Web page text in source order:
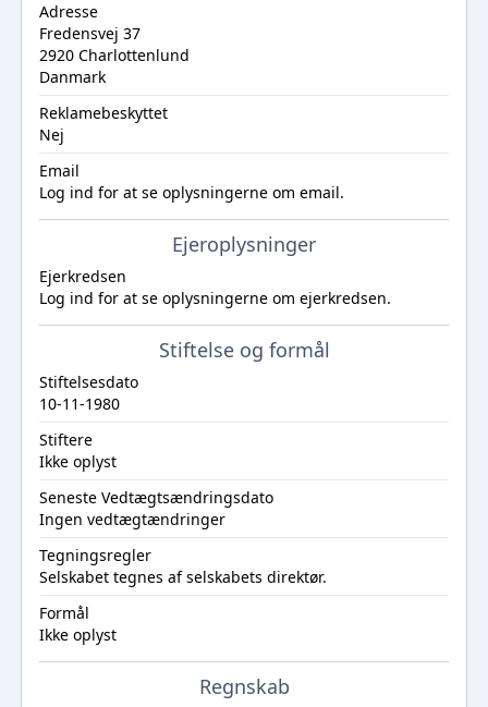
Adresse
Fredensvej 37
2920 Charlottenlund
Danmark
Reklamebeskyttet
Nej
Email
Log ind for at se oplysningerne om email.
Ejeroplysninger
Ejerkredsen
Log ind for at se oplysningerne om ejerkredsen.
Stiftelse og formål
Stiftelsesdato
10-11-1980
Stiftere
Ikke oplyst
Seneste Vedtægtsændringsdato
Ingen vedtægtændringer
Tegningsregler
Selskabet tegnes af selskabets direktør.
Formål
Ikke oplyst
Regnskab